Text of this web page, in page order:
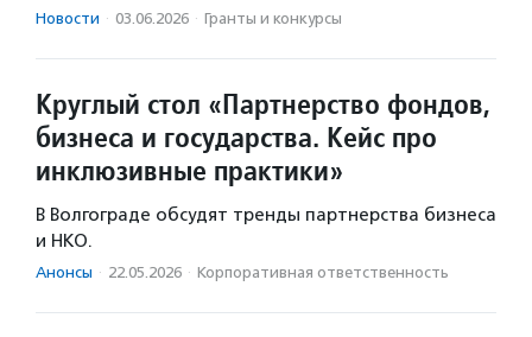
Новости · 03.06.2026 · Гранты и конкурсы
Круглый стол «Партнерство фондов,
бизнеса и государства. Кейс про
инклюзивные практики»
В Волгограде обсудят тренды партнерства бизнеса
и НКО.
Анонсы · 22.05.2026 · Корпоративная ответственность